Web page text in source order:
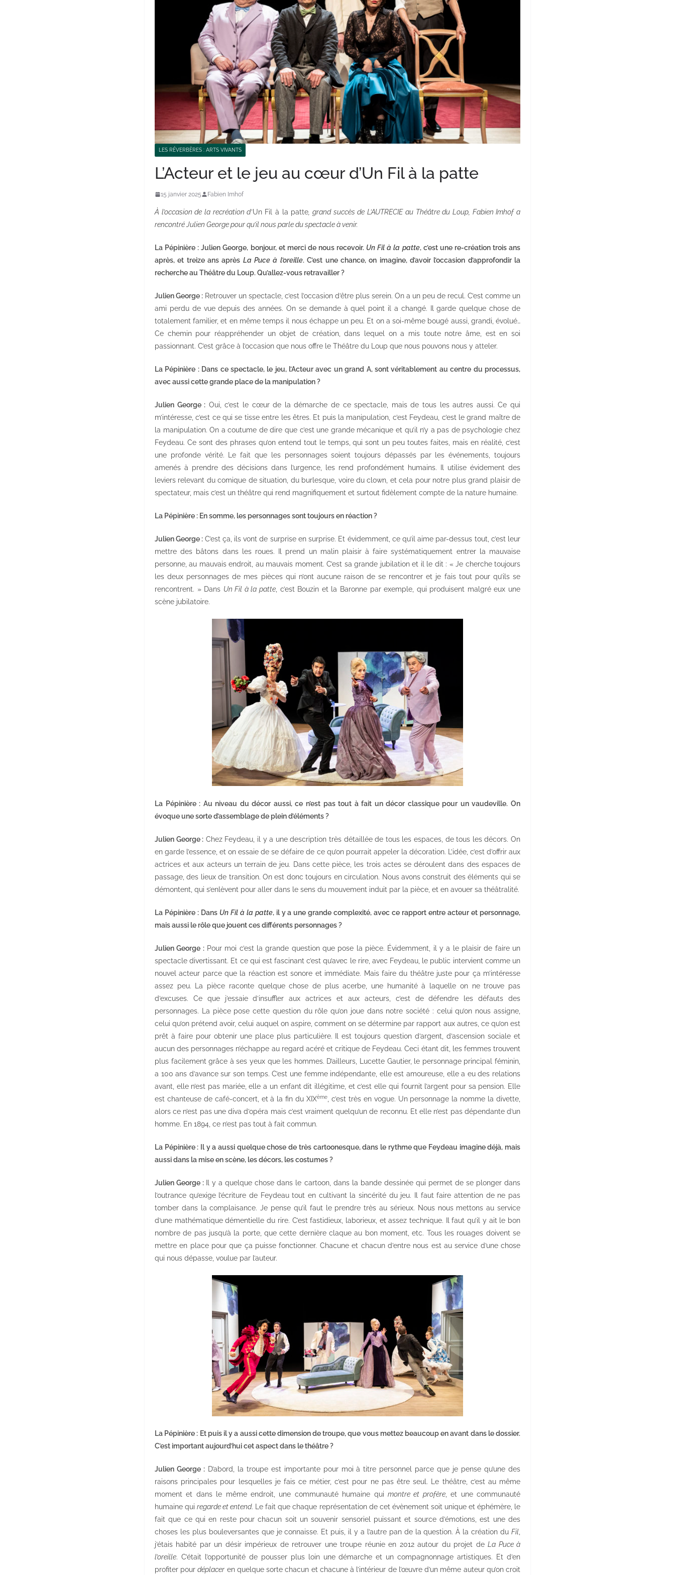
LES RÉVERBÈRES : ARTS VIVANTS
L’Acteur et le jeu au cœur d’Un Fil à la patte
15 janvier 2025 Fabien Imhof
À l’occasion de la recréation d’Un Fil à la patte , grand succès de L’AUTRECIE au Théâtre du Loup, Fabien Imhof a
rencontré Julien George pour qu’il nous parle du spectacle à venir.
La Pépinière : Julien George, bonjour, et merci de nous recevoir. Un Fil à la patte, c’est une re-création trois ans
après, et treize ans après La Puce à l’oreille. C’est une chance, on imagine, d’avoir l’occasion d’approfondir la
recherche au Théâtre du Loup. Qu’allez-vous retravailler ?
Julien George : Retrouver un spectacle, c’est l’occasion d’être plus serein. On a un peu de recul. C’est comme un
ami perdu de vue depuis des années. On se demande à quel point il a changé. Il garde quelque chose de
totalement familier, et en même temps il nous échappe un peu. Et on a soi-même bougé aussi, grandi, évolué…
Ce chemin pour réappréhender un objet de création, dans lequel on a mis toute notre âme, est en soi
passionnant. C’est grâce à l’occasion que nous offre le Théâtre du Loup que nous pouvons nous y atteler.
La Pépinière : Dans ce spectacle, le jeu, l’Acteur avec un grand A, sont véritablement au centre du processus,
avec aussi cette grande place de la manipulation ?
Julien George : Oui, c’est le cœur de la démarche de ce spectacle, mais de tous les autres aussi. Ce qui
m’intéresse, c’est ce qui se tisse entre les êtres. Et puis la manipulation, c’est Feydeau, c’est le grand maître de
la manipulation. On a coutume de dire que c’est une grande mécanique et qu’il n’y a pas de psychologie chez
Feydeau. Ce sont des phrases qu’on entend tout le temps, qui sont un peu toutes faites, mais en réalité, c’est
une profonde vérité. Le fait que les personnages soient toujours dépassés par les événements, toujours
amenés à prendre des décisions dans l’urgence, les rend profondément humains. Il utilise évidement des
leviers relevant du comique de situation, du burlesque, voire du clown, et cela pour notre plus grand plaisir de
spectateur, mais c’est un théâtre qui rend magnifiquement et surtout fidèlement compte de la nature humaine.
La Pépinière : En somme, les personnages sont toujours en réaction ?
Julien George : C’est ça, ils vont de surprise en surprise. Et évidemment, ce qu’il aime par-dessus tout, c’est leur
mettre des bâtons dans les roues. Il prend un malin plaisir à faire systématiquement entrer la mauvaise
personne, au mauvais endroit, au mauvais moment. C’est sa grande jubilation et il le dit : « Je cherche toujours
les deux personnages de mes pièces qui n’ont aucune raison de se rencontrer et je fais tout pour qu’ils se
rencontrent. » Dans Un Fil à la patte , c’est Bouzin et la Baronne par exemple, qui produisent malgré eux une
scène jubilatoire.
La Pépinière : Au niveau du décor aussi, ce n’est pas tout à fait un décor classique pour un vaudeville. On
évoque une sorte d’assemblage de plein d’éléments ?
Julien George : Chez Feydeau, il y a une description très détaillée de tous les espaces, de tous les décors. On
en garde l’essence, et on essaie de se défaire de ce qu’on pourrait appeler la décoration. L’idée, c’est d’offrir aux
actrices et aux acteurs un terrain de jeu. Dans cette pièce, les trois actes se déroulent dans des espaces de
passage, des lieux de transition. On est donc toujours en circulation. Nous avons construit des éléments qui se
démontent, qui s’enlèvent pour aller dans le sens du mouvement induit par la pièce, et en avouer sa théâtralité.
La Pépinière : Dans Un Fil à la patte, il y a une grande complexité, avec ce rapport entre acteur et personnage,
mais aussi le rôle que jouent ces différents personnages ?
Julien George :Pour moi c’est la grande question que pose la pièce. Évidemment, il y a le plaisir de faire un
spectacle divertissant. Et ce qui est fascinant c’est qu’avec le rire, avec Feydeau, le public intervient comme un
nouvel acteur parce que la réaction est sonore et immédiate. Mais faire du théâtre juste pour ça m’intéresse
assez peu. La pièce raconte quelque chose de plus acerbe, une humanité à laquelle on ne trouve pas
d’excuses. Ce que j’essaie d’insuffler aux actrices et aux acteurs, c’est de défendre les défauts des
personnages. La pièce pose cette question du rôle qu’on joue dans notre société : celui qu’on nous assigne,
celui qu’on prétend avoir, celui auquel on aspire, comment on se détermine par rapport aux autres, ce qu’on est
prêt à faire pour obtenir une place plus particulière. Il est toujours question d’argent, d’ascension sociale et
aucun des personnages n’échappe au regard acéré et critique de Feydeau. Ceci étant dit, les femmes trouvent
plus facilement grâce à ses yeux que les hommes. D’ailleurs, Lucette Gautier, le personnage principal féminin,
a 100 ans d’avance sur son temps. C’est une femme indépendante, elle est amoureuse, elle a eu des relations
avant, elle n’est pas mariée, elle a un enfant dit illégitime, et c’est elle qui fournit l’argent pour sa pension. Elle
est chanteuse de café-concert, et à la fin du XIXème
, c’est très en vogue. Un personnage la nomme la divette,
alors ce n’est pas une diva d’opéra mais c’est vraiment quelqu’un de reconnu. Et elle n’est pas dépendante d’un
homme. En 1894, ce n’est pas tout à fait commun.
La Pépinière : Il y a aussi quelque chose de très cartoonesque, dans le rythme que Feydeau imagine déjà, mais
aussi dans la mise en scène, les décors, les costumes ?
Julien George :
Il y a quelque chose dans le cartoon, dans la bande dessinée qui permet de se plonger dans
l’outrance qu’exige l’écriture de Feydeau tout en cultivant la sincérité du jeu. Il faut faire attention de ne pas
tomber dans la complaisance. Je pense qu’il faut le prendre très au sérieux. Nous nous mettons au service
d’une mathématique démentielle du rire. C’est fastidieux, laborieux, et assez technique. Il faut qu’il y ait le bon
nombre de pas jusqu’à la porte, que cette dernière claque au bon moment, etc. Tous les rouages doivent se
mettre en place pour que ça puisse fonctionner. Chacune et chacun d’entre nous est au service d’une chose
qui nous dépasse, voulue par l’auteur.
La Pépinière : Et puis il y a aussi cette dimension de troupe, que vous mettez beaucoup en avant dans le dossier.
C’est important aujourd’hui cet aspect dans le théâtre ?
Julien George :D’abord, la troupe est importante pour moi à titre personnel parce que je pense qu’une des
raisons principales pour lesquelles je fais ce métier, c’est pour ne pas être seul. Le théâtre, c’est au même
moment et dans le même endroit, une communauté humaine qui montre et profère, et une communauté
humaine quiregarde et entend. Le fait que chaque représentation de cet évènement soit unique et éphémère, le
fait que ce qui en reste pour chacun soit un souvenir sensoriel puissant et source d’émotions, est une des
choses les plus bouleversantes que je connaisse. Et puis, il y a l’autre pan de la question. À la création du Fil,
j’étais habité par un désir impérieux de retrouver une troupe réunie en 2012 autour du projet deLa Puce à
l’oreille. C’était l’opportunité de pousser plus loin une démarche et un compagnonnage artistiques. Et d’en
profiter pourdéplacer en quelque sorte chacun et chacune à l’intérieur de l’œuvre d’un même auteur qu’on croit